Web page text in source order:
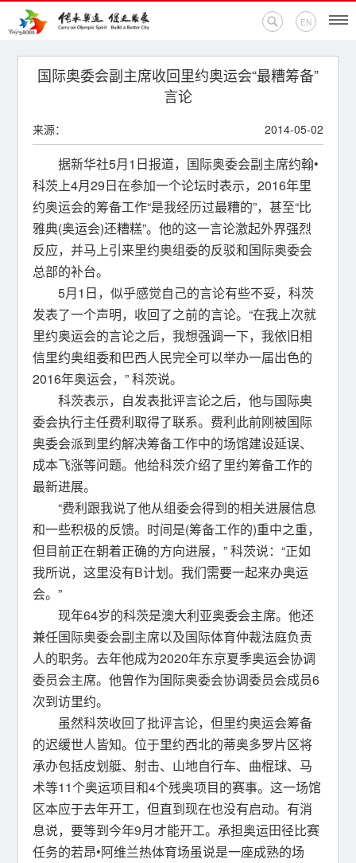
EN
首页
活动专题
奥运百科
奥促机构
奥运之家
联系我们
国际奥委会副主席收回里约奥运会“最糟筹备”
言论
来源： 2014-05-02
据新华社5月1日报道，国际奥委会副主席约翰•
科茨上4月29日在参加一个论坛时表示，2016年里
约奥运会的筹备工作“是我经历过最糟的”，甚至“比
雅典(奥运会)还糟糕”。他的这一言论激起外界强烈
反应，并马上引来里约奥组委的反驳和国际奥委会
总部的补台。
5月1日，似乎感觉自己的言论有些不妥，科茨
发表了一个声明，收回了之前的言论。“在我上次就
里约奥运会的言论之后，我想强调一下，我依旧相
信里约奥组委和巴西人民完全可以举办一届出色的
2016年奥运会，” 科茨说。
科茨表示，自发表批评言论之后，他与国际奥
委会执行主任费利取得了联系。费利此前刚被国际
奥委会派到里约解决筹备工作中的场馆建设延误、
成本飞涨等问题。他给科茨介绍了里约筹备工作的
最新进展。
“费利跟我说了他从组委会得到的相关进展信息
和一些积极的反馈。时间是(筹备工作的)重中之重，
但目前正在朝着正确的方向进展，” 科茨说：“正如
我所说，这里没有B计划。我们需要一起来办奥运
会。”
现年64岁的科茨是澳大利亚奥委会主席。他还
兼任国际奥委会副主席以及国际体育仲裁法庭负责
人的职务。去年他成为2020年东京夏季奥运会协调
委员会主席。他曾作为国际奥委会协调委员会成员6
次到访里约。
虽然科茨收回了批评言论，但里约奥运会筹备
的迟缓世人皆知。位于里约西北的蒂奥多罗片区将
承办包括皮划艇、射击、山地自行车、曲棍球、马
术等11个奥运项目和4个残奥项目的赛事。这一场馆
区本应于去年开工，但直到现在也没有启动。有消
息说，要等到今年9月才能开工。承担奥运田径比赛
任务的若昂•阿维兰热体育场虽说是一座成熟的场